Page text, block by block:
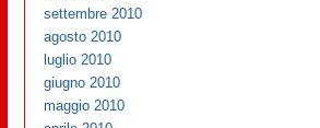
settembre 2010
agosto 2010
luglio 2010
giugno 2010
maggio 2010